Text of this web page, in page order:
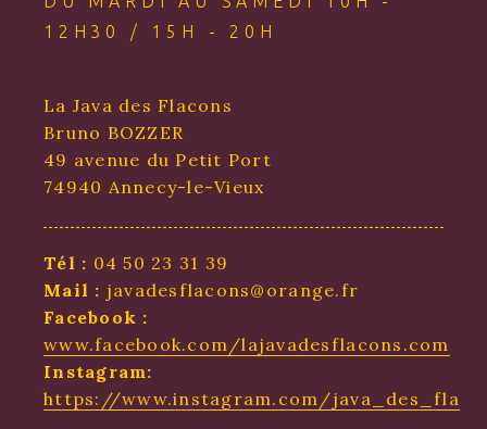
12H30 / 15H - 20H
La Java des Flacons
Bruno BOZZER
49 avenue du Petit Port
74940 Annecy-le-Vieux
Tél : 04 50 23 31 39
Mail : javadesflacons@orange.fr
Facebook :
www.facebook.com/lajavadesflacons.com
Instagram:
https://www.instagram.com/